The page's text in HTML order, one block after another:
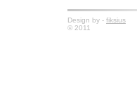
Design by - fiksius
© 2011